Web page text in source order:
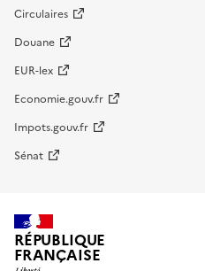
Circulaires
Douane
EUR-lex
Economie.gouv.fr
Impots.gouv.fr
Sénat
RÉPUBLIQUE
FRANÇAISE